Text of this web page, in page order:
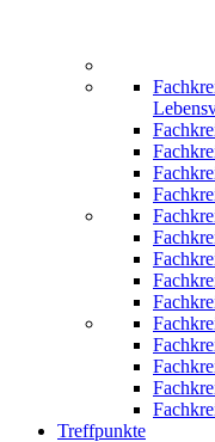
Treffpunkte